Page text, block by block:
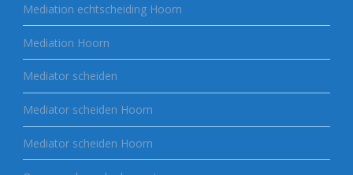
Mediation echtscheiding Hoorn
Mediation Hoorn
Mediator scheiden
Mediator scheiden Hoorn
Mediator scheiden Hoorn